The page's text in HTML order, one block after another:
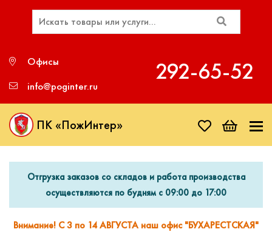
Офисы
info@poginter.ru
292‑65‑52
ПК «ПожИнтер»
Отгрузка заказов со складов и работа производства
осуществляются по будням с 09:00 до 17:00
Внимание! С 3 по 14 АВГУСТА наш офис "БУХАРЕСТСКАЯ"